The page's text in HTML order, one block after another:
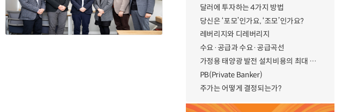
달러에 투자하는 4가지 방법
당신은 ‘포모’인가요, ‘조모’인가요?
레버리지와 디레버리지
수요·공급과 수요·공급곡선
가정용 태양광 발전 설치비용의 최대 50% 지원
PB(Private Banker)
주가는 어떻게 결정되는가?